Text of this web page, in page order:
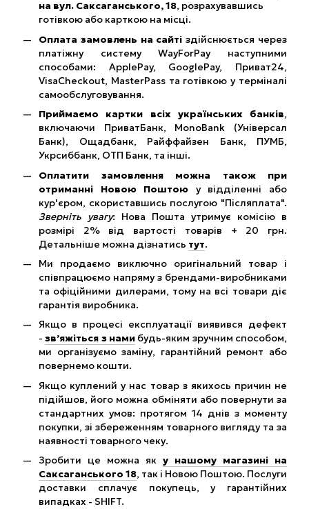
на вул. Саксаганського, 18, розрахувавшись
готівкою або карткою на місці.
Оплата замовлень на сайтіздійснюється через
платіжну систему WayForPay наступними
способами: ApplePay, GooglePay, Приват24,
VisaCheckout, MasterPass та готівкою у терміналі
самообслуговування.
Приймаємо картки всіх українських банків,
включаючи ПриватБанк, MonoBank (Універсал
Банк), Ощадбанк, Райффайзен Банк, ПУМБ,
Укрсиббанк, ОТП Банк, та інші.
Оплатити замовлення можна також при
отриманні Новою Поштою у відділенні або
кур'єром, скориставшись послугою "Післяплата".
Зверніть увагу: Нова Пошта утримує комісію в
розмірі 2% від вартості товарів + 20 грн.
Детальніше можна дізнатись тут.
Ми продаємо виключно оригінальний товар і
співпрацюємо напряму з брендами-виробниками
та офіційними дилерами, тому на всі товари діє
гарантія виробника.
Якщо в процесі експлуатації виявився дефект
-зв’яжіться з нами будь-яким зручним способом,
ми організуємо заміну, гарантійний ремонт або
повернемо кошти.
Якщо куплений у нас товар з якихось причин не
підійшов, його можна обміняти або повернути за
стандартних умов: протягом 14 днів з моменту
покупки, зі збереженням товарного вигляду та за
наявності товарного чеку.
Зробити це можна як у нашому магазині на
Саксаганського 18, так і Новою Поштою. Послуги
доставки сплачує покупець, у гарантійних
випадках - SHIFT.